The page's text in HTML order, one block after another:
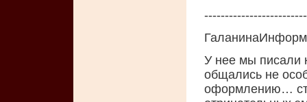
У нее мы писали
общались не
оформлению…